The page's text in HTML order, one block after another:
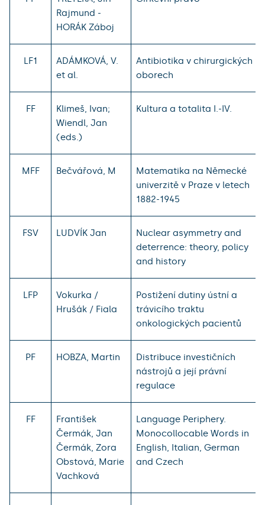
Rajmund -
HORÁK Záboj
LF1
ADÁMKOVÁ, V.
et al.
Antibiotika v chirurgických
oborech
FF
Klimeš, Ivan;
Wiendl, Jan
(eds.)
Kultura a totalita I.-IV.
MFF Bečvářová, M
Matematika na Německé
univerzitě v Praze v letech
1882-1945
FSV LUDVÍK Jan
Nuclear asymmetry and
deterrence: theory, policy
and history
LFP
Vokurka /
Hrušák / Fiala
Postižení dutiny ústní a
trávicího traktu
onkologických pacientů
PF HOBZA, Martin
Distribuce investičních
nástrojů a její právní
regulace
FF
František
Čermák, Jan
Čermák, Zora
Obstová, Marie
Vachková
Language Periphery.
Monocollocable Words in
English, Italian, German
and Czech